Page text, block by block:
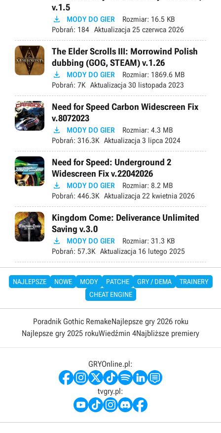
v.1.5
 MODY DO GIER Rozmiar: 16.5 KB
Pobrań: 184 Aktualizacja 25 czerwca 2026
The Elder Scrolls III: Morrowind Polish
dubbing (GOG, STEAM) v.1.26
 MODY DO GIER Rozmiar: 1869.6 MB
Pobrań: 7K Aktualizacja 30 listopada 2023
Need for Speed Carbon Widescreen Fix
v.8072023
 MODY DO GIER Rozmiar: 4.3 MB
Pobrań: 316.3K Aktualizacja 3 lipca 2024
Need for Speed: Underground 2
Widescreen Fix v.22042026
 MODY DO GIER Rozmiar: 8.2 MB
Pobrań: 446.3K Aktualizacja 22 kwietnia 2026
Kingdom Come: Deliverance Unlimited
Saving v.3.0
 MODY DO GIER Rozmiar: 31.3 KB
Pobrań: 57.3K Aktualizacja 16 lutego 2025
NAJLEPSZE NOWE MODY PATCHE GRY / DEMA
TRAINERY
CHEAT ENGINE
Poradnik Gothic RemakeNajlepsze gry 2026 roku
Najlepsze gry 2025 rokuWiedźmin 4Najbliższe premiery
GRYOnline.pl:
tvgry.pl: